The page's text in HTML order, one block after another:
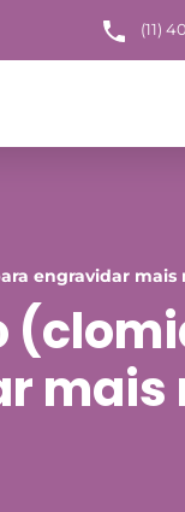
(11)
engravidar mais
mais